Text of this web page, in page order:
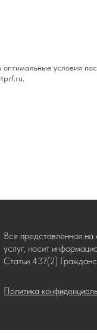
условия
Политика
Вся представленная на
услуг, носит
Статьи 437(2)